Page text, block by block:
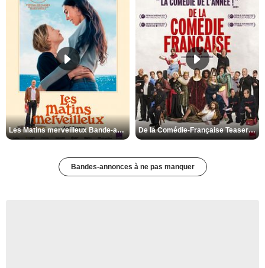
Les Matins merveilleux Bande-annonce VF De la Comédie-Française Teaser VF
Bandes-annonces à ne pas manquer